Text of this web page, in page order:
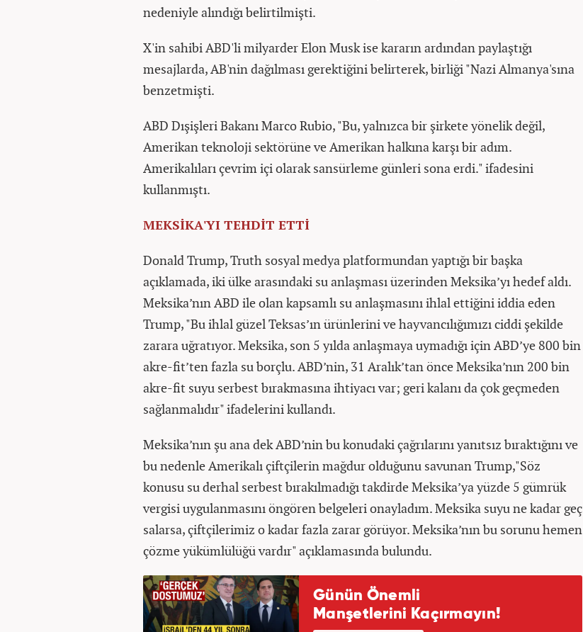
nedeniyle alındığı belirtilmişti.
X'in sahibi ABD'li milyarder Elon Musk ise kararın ardından paylaştığı
mesajlarda, AB'nin dağılması gerektiğini belirterek, birliği "Nazi Almanya'sına
benzetmişti.
ABD Dışişleri Bakanı Marco Rubio, "Bu, yalnızca bir şirkete yönelik değil,
Amerikan teknoloji sektörüne ve Amerikan halkına karşı bir adım.
Amerikalıları çevrim içi olarak sansürleme günleri sona erdi." ifadesini
kullanmıştı.
MEKSİKA'YI TEHDİT ETTİ
Donald Trump, Truth sosyal medya platformundan yaptığı bir başka
açıklamada, iki ülke arasındaki su anlaşması üzerinden Meksika’yı hedef aldı.
Meksika’nın ABD ile olan kapsamlı su anlaşmasını ihlal ettiğini iddia eden
Trump, "Bu ihlal güzel Teksas’ın ürünlerini ve hayvancılığımızı ciddi şekilde
zarara uğratıyor. Meksika, son 5 yılda anlaşmaya uymadığı için ABD’ye 800 bin
akre-fit’ten fazla su borçlu. ABD’nin, 31 Aralık’tan önce Meksika’nın 200 bin
akre-fit suyu serbest bırakmasına ihtiyacı var; geri kalanı da çok geçmeden
sağlanmalıdır" ifadelerini kullandı.
Meksika’nın şu ana dek ABD’nin bu konudaki çağrılarını yanıtsız bıraktığını ve
bu nedenle Amerikalı çiftçilerin mağdur olduğunu savunan Trump,"Söz
konusu su derhal serbest bırakılmadığı takdirde Meksika’ya yüzde 5 gümrük
vergisi uygulanmasını öngören belgeleri onayladım. Meksika suyu ne kadar geç
salarsa, çiftçilerimiz o kadar fazla zarar görüyor. Meksika’nın bu sorunu hemen
çözme yükümlülüğü vardır" açıklamasında bulundu.